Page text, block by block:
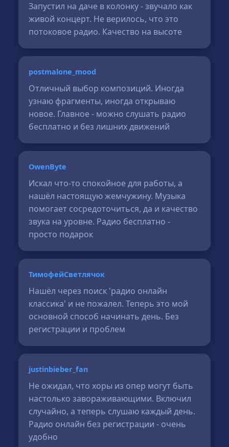
Запустил на даче в колонку - звучало как
живой концерт. Не верилось, что это
потоковое радио. Качество на высоте
postmalone_mood
Отличный выбор композиций. Иногда
узнаю фрагменты, иногда открываю
новое. Главное - можно слушать радио
бесплатно и без лишних движений
OwenByte
Искал что-то спокойное для работы, а
нашёл настоящую жемчужину. Музыка
помогает сосредоточиться, да и качество
звука на уровне. Радио бесплатно -
просто подарок
ТимофейСветлячок
Нашёл через поиск 'радио онлайн
классика' и не пожалел. Теперь это мой
основной способ начинать день. Без
регистрации и проблем
justinbieber_fan
Не ожидал, что хоры из опер могут быть
настолько завораживающими. Включил
случайно, а теперь слушаю каждый день.
Радио онлайн без регистрации - очень
удобно